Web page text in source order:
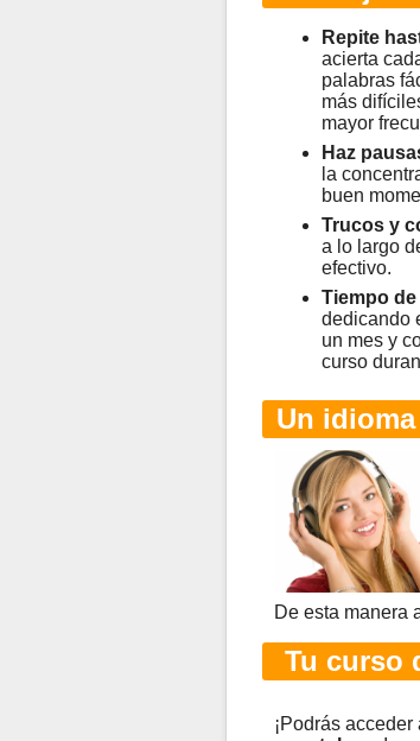
Repite
acierta
palabras
más
mayor
Haz
la
buen
Trucos y
a lo largo
efectivo.
Tiempo
dedicando
un mes y
curso
Un
De esta manera
Tu curso
¡Podrás